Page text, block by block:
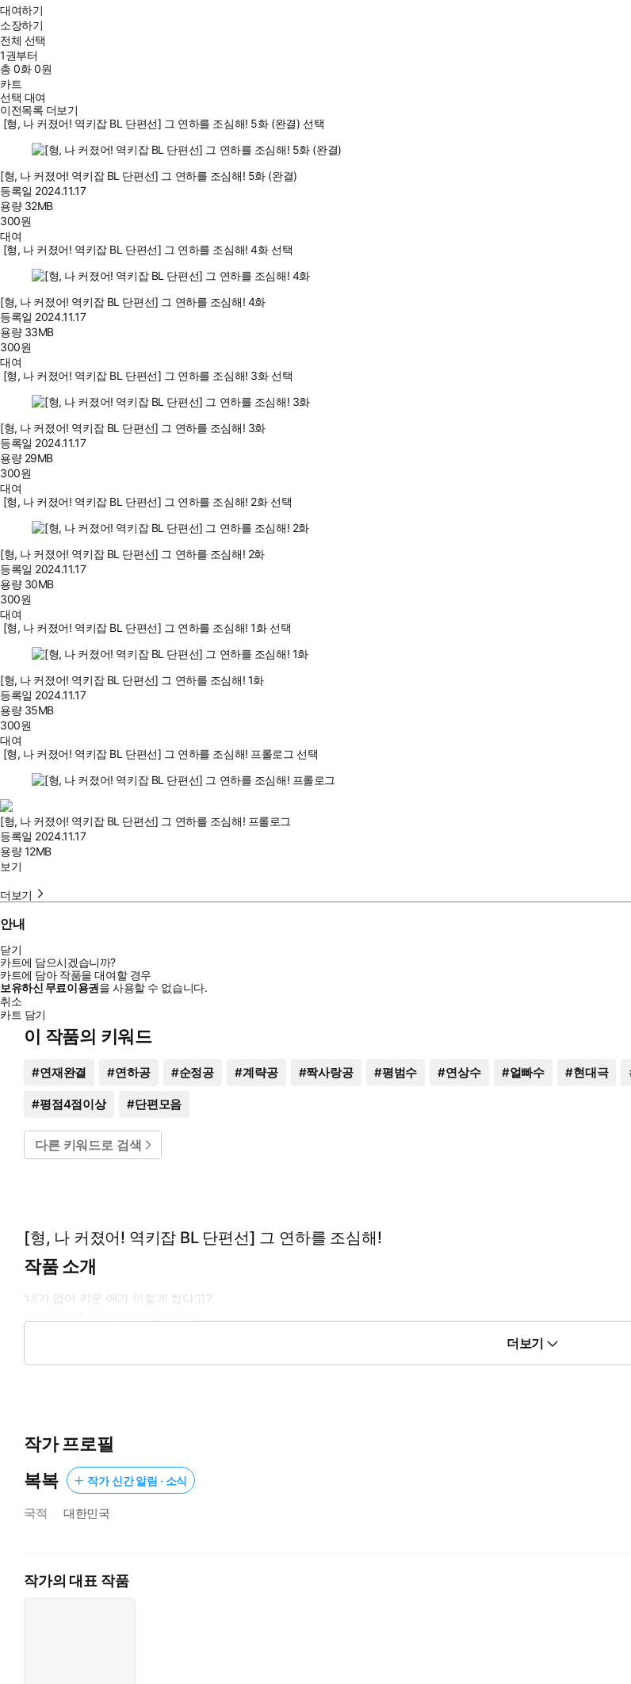
대여하기
소장하기
전체 선택
1권부터
총0화0원
카트
선택 대여
이전목록 더보기
[형, 나 커졌어! 역키잡 BL 단편선] 그 연하를 조심해! 5화 (완결) 선택
[형, 나 커졌어! 역키잡 BL 단편선] 그 연하를 조심해! 5화 (완결)
등록일 2024.11.17
용량 32MB
300원
대여
[형, 나 커졌어! 역키잡 BL 단편선] 그 연하를 조심해! 4화 선택
[형, 나 커졌어! 역키잡 BL 단편선] 그 연하를 조심해! 4화
등록일 2024.11.17
용량 33MB
300원
대여
[형, 나 커졌어! 역키잡 BL 단편선] 그 연하를 조심해! 3화 선택
[형, 나 커졌어! 역키잡 BL 단편선] 그 연하를 조심해! 3화
등록일 2024.11.17
용량 29MB
300원
대여
[형, 나 커졌어! 역키잡 BL 단편선] 그 연하를 조심해! 2화 선택
[형, 나 커졌어! 역키잡 BL 단편선] 그 연하를 조심해! 2화
등록일 2024.11.17
용량 30MB
300원
대여
[형, 나 커졌어! 역키잡 BL 단편선] 그 연하를 조심해! 1화 선택
[형, 나 커졌어! 역키잡 BL 단편선] 그 연하를 조심해! 1화
등록일 2024.11.17
용량 35MB
300원
대여
[형, 나 커졌어! 역키잡 BL 단편선] 그 연하를 조심해! 프롤로그 선택
[형, 나 커졌어! 역키잡 BL 단편선] 그 연하를 조심해! 프롤로그
등록일 2024.11.17
용량12MB
보기
더보기
안내
닫기
카트에 담으시겠습니까?
카트에 담아 작품을 대여할 경우
보유하신 무료이용권을 사용할 수 없습니다.
취소
카트 담기
이 작품의 키워드
#연재완결 #연하공 #순정공 #계략공 #짝사랑공 #평범수 #연상수 #얼빠수 #현대극
#평점4점이상 #단편모음
다른 키워드로 검색
[형, 나 커졌어! 역키잡 BL 단편선] 그 연하를 조심해!
작품 소개
'내가 업어 키운 애가 이렇게 컸다고?
이번이 형을 잡을 마지막 기회다!
1등급 수능 성적에도 망설임 없이 재수를 선택한 계략공 도현과 어라랏 내가 업어 키운 옆집 동생이 완전 내 취향으로
더보기
작가 프로필
복복
작가 신간 알림 · 소식
국적 대한민국
작가의 대표 작품